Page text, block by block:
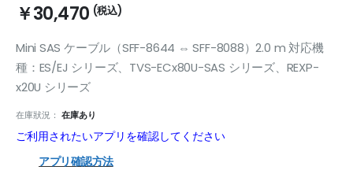
of
the
images
gallery
￥30,470
Mini SAS ケーブル（SFF-8644 ⇔ SFF-8088）2.0 m 対応機
種：ES/EJ シリーズ、TVS-ECx80U-SAS シリーズ、REXP-
x20U シリーズ
在庫狀況： 在庫あり
ご利用されたいアプリを確認してください
アプリ確認方法